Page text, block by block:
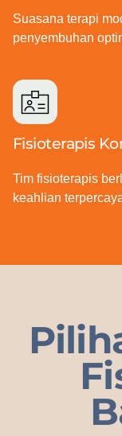
Suasana terapi
penyembuhan
Fisioterapis
Tim fisioterapis
keahlian